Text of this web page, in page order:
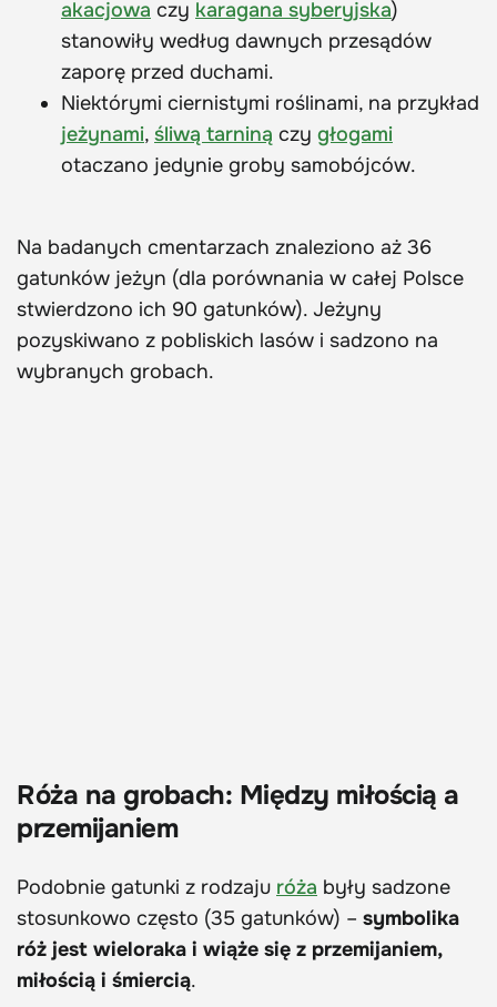
akacjowa czy karagana syberyjska)
stanowiły według dawnych przesądów
zaporę przed duchami.
Niektórymi ciernistymi roślinami, na przykład
jeżynami, śliwą tarniną czy głogami
otaczano jedynie groby samobójców.
Na badanych cmentarzach znaleziono aż 36
gatunków jeżyn (dla porównania w całej Polsce
stwierdzono ich 90 gatunków). Jeżyny
pozyskiwano z pobliskich lasów i sadzono na
wybranych grobach.
Róża na grobach: Między miłością a
przemijaniem
Podobnie gatunki z rodzaju róża były sadzone
stosunkowo często (35 gatunków) – symbolika
róż jest wieloraka i wiąże się z przemijaniem,
miłością i śmiercią.